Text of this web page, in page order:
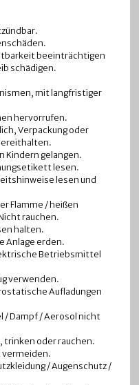
beeinträchtigen
schädigen.
mit langfristiger
hervorrufen.
Verpackung oder
Kindern gelangen.
lesen.
lesen und
Flamme / heißen
rauchen.
halten.
Anlage erden.
Betriebsmittel
verwenden.
Aufladungen
/ Dampf / Aerosol nicht
trinken oder rauchen.
vermeiden.
/ Augenschutz /